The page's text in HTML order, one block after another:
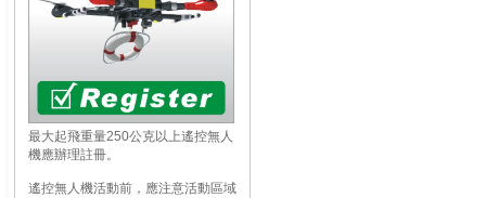
最大起飛重量250公克以上遙控無人
機應辦理註冊。
遙控無人機活動前，應注意活動區域